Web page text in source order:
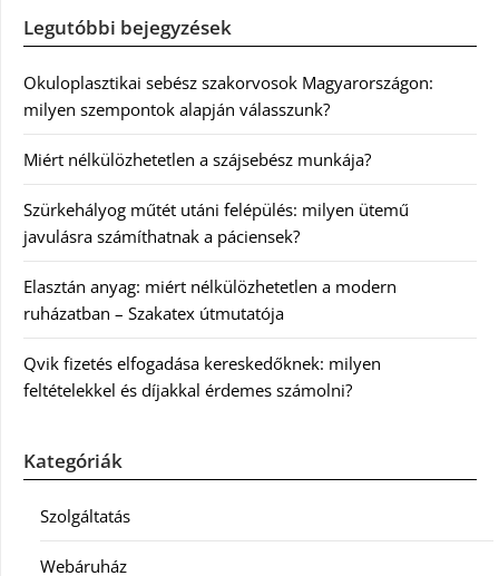
Legutóbbi bejegyzések
Okuloplasztikai sebész szakorvosok Magyarországon:
milyen szempontok alapján válasszunk?
Miért nélkülözhetetlen a szájsebész munkája?
Szürkehályog műtét utáni felépülés: milyen ütemű
javulásra számíthatnak a páciensek?
Elasztán anyag: miért nélkülözhetetlen a modern
ruházatban – Szakatex útmutatója
Qvik fizetés elfogadása kereskedőknek: milyen
feltételekkel és díjakkal érdemes számolni?
Kategóriák
Szolgáltatás
Webáruház